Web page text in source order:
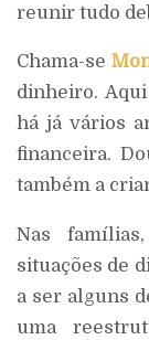
reunir tudo
Chama-se
dinheiro.
há já vários
financeira.
também a
Nas
situações de
a ser alguns
uma